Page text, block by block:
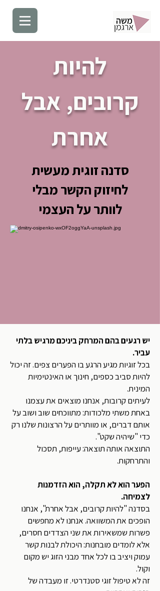
להיות
קרובים, אבל
אחרת
סדנה זוגית מעשית
לחיזוק הקשר מבלי
לוותר על העצמי
יש רגעים בהם המרחק ביניכם מרגיש בלתי
עביר.
בכל זוגיות מגיע הרגע בו הפערים צפים. זה יכול
להיות סביב כספים, חינוך או האינטימיות
המינית.
לעיתים קרובות, אנחנו מוצאים את עצמנו
באחת משתי מלכודות: מתווכחים שוב ושוב על
אותם דברים, או מוותרים על הרצונות שלנו רק
כדי "שיהיה שקט".
התוצאה אותה תוצאה: עייפות, תסכול
והתרחקות.
הפער הוא לא תקלה, הוא הזדמנות
לצמיחה.
בסדנה "להיות קרובים, אבל אחרת", אנחנו
הופכים את המשוואה. אנחנו לא מחפשים
פשרות שמשאירות את שני הצדדים חסרים,
אלא לומדים מובחנות: היכולת לבנות קשר
עמוק ויציב בו לכל אחד מבני הזוג יש מקום
וקול.
זה לא טיפול זוגי סטנדרטי. זו מעבדה של